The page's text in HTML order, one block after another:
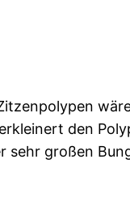
den
großen